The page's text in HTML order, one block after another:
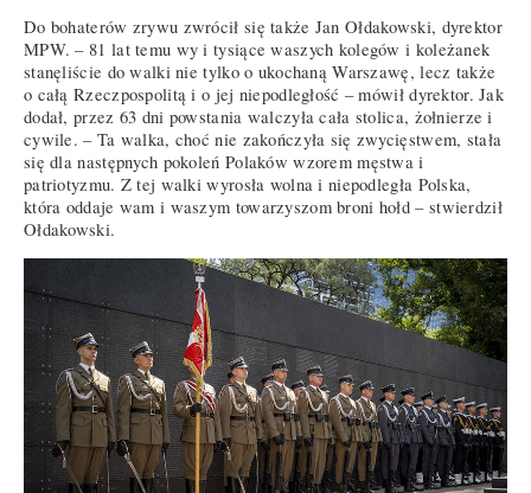
Do bohaterów zrywu zwrócił się także Jan Ołdakowski, dyrektor
MPW. – 81 lat temu wy i tysiące waszych kolegów i koleżanek
stanęliście do walki nie tylko o ukochaną Warszawę, lecz także
o całą Rzeczpospolitą i o jej niepodległość – mówił dyrektor. Jak
dodał, przez 63 dni powstania walczyła cała stolica, żołnierze i
cywile. – Ta walka, choć nie zakończyła się zwycięstwem, stała
się dla następnych pokoleń Polaków wzorem męstwa i
patriotyzmu. Z tej walki wyrosła wolna i niepodległa Polska,
która oddaje wam i waszym towarzyszom broni hołd – stwierdził
Ołdakowski.